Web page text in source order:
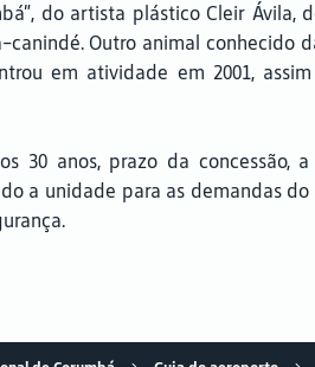
do artista plástico Cleir
canindé. Outro animal
em atividade em 2001,
30 anos, prazo da concessão,
a unidade para as demandas